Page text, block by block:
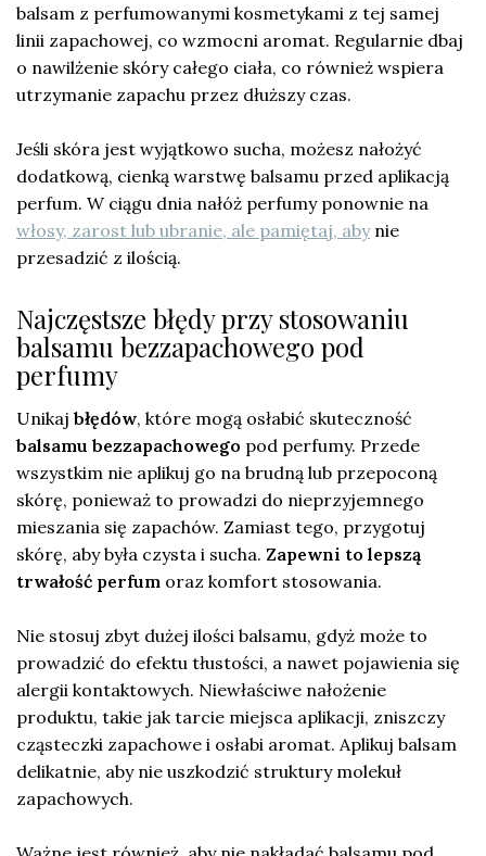
balsam z perfumowanymi kosmetykami z tej samej
linii zapachowej, co wzmocni aromat. Regularnie dbaj
o nawilżenie skóry całego ciała, co również wspiera
utrzymanie zapachu przez dłuższy czas.
Jeśli skóra jest wyjątkowo sucha, możesz nałożyć
dodatkową, cienką warstwę balsamu przed aplikacją
perfum. W ciągu dnia nałóż perfumy ponownie na
włosy, zarost lub ubranie, ale pamiętaj, abynie
przesadzić z ilością.
Najczęstsze błędy przy stosowaniu
balsamu bezzapachowego pod
perfumy
Unikaj błędów, które mogą osłabić skuteczność
balsamu bezzapachowego pod perfumy. Przede
wszystkim nie aplikuj go na brudną lub przepoconą
skórę, ponieważ to prowadzi do nieprzyjemnego
mieszania się zapachów. Zamiast tego, przygotuj
skórę, aby była czysta i sucha. Zapewni to lepszą
trwałość perfum oraz komfort stosowania.
Nie stosuj zbyt dużej ilości balsamu, gdyż może to
prowadzić do efektu tłustości, a nawet pojawienia się
alergii kontaktowych. Niewłaściwe nałożenie
produktu, takie jak tarcie miejsca aplikacji, zniszczy
cząsteczki zapachowe i osłabi aromat. Aplikuj balsam
delikatnie, aby nie uszkodzić struktury molekuł
zapachowych.